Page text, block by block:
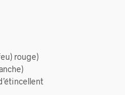
rouge)